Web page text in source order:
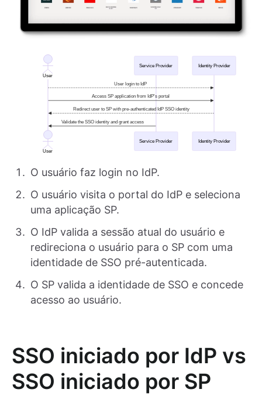
O usuário faz login no IdP.
O usuário visita o portal do IdP e seleciona
uma aplicação SP.
O IdP valida a sessão atual do usuário e
redireciona o usuário para o SP com uma
identidade de SSO pré-autenticada.
O SP valida a identidade de SSO e concede
acesso ao usuário.
SSO iniciado por IdP vs
SSO iniciado por SP